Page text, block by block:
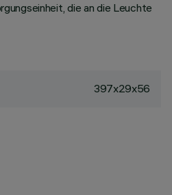
die an die Leuchte
397x29x56